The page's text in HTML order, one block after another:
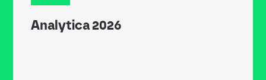
Analytica 2026